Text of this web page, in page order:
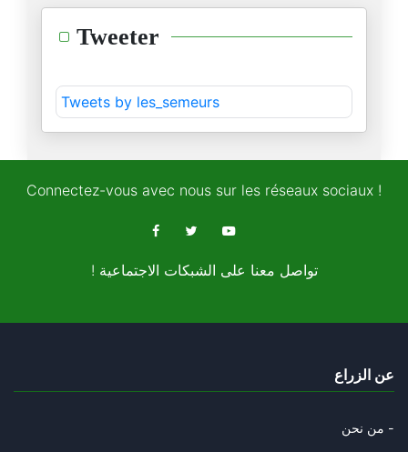
Tweeter
Tweets by les_semeurs
Connectez-vous avec nous sur les réseaux sociaux !
! تواصل معنا على الشبكات الاجتماعية
عن الزراع
من نحن -